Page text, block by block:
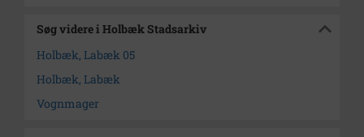
Søg videre i Holbæk Stadsarkiv
Holbæk, Labæk 05
Holbæk, Labæk
Vognmager